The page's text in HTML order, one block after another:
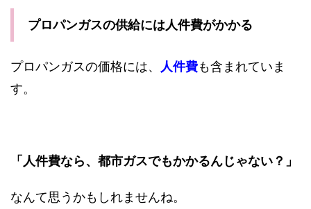
プロパンガスの供給には人件費がかかる
プロパンガスの価格には、 人件費も含まれていま
す。
「人件費なら、都市ガスでもかかるんじゃない？」
なんて思うかもしれませんね。